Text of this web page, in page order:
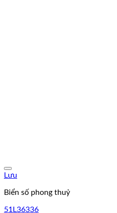
Lưu
Biển số phong thuỷ
51L36336